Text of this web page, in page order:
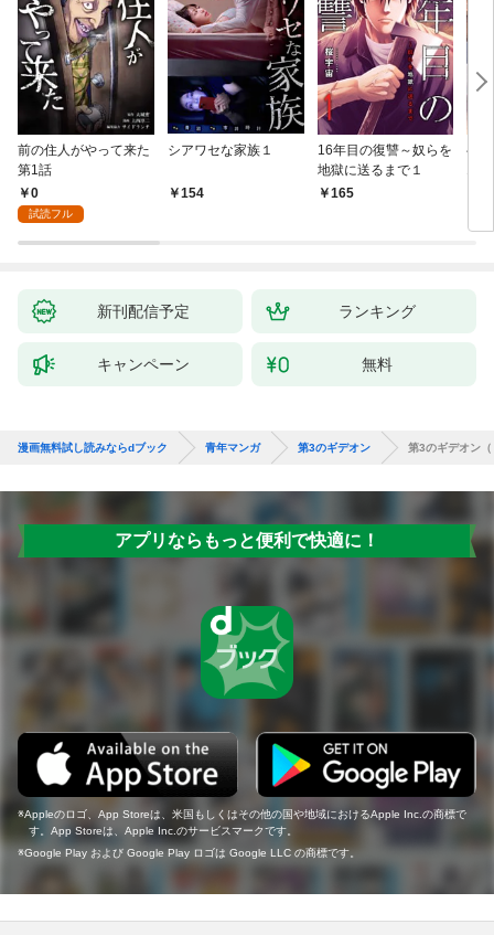
前の住人がやって来た
第1話
0
試読フル
シアワセな家族１
154
16年目の復讐～奴らを
地獄に送るまで１
165
ベ
新刊配信予定 ランキング
キャンペーン 無料
漫画無料試し読みならdブック 青年マンガ 第3のギデオン 第3のギデオン（
アプリならもっと便利で快適に！
Appleのロゴ、App Storeは、米国もしくはその他の国や地域におけるApple Inc.の商標で
す。App Storeは、Apple Inc.のサービスマークです。
Google Play および Google Play ロゴは Google LLC の商標です。